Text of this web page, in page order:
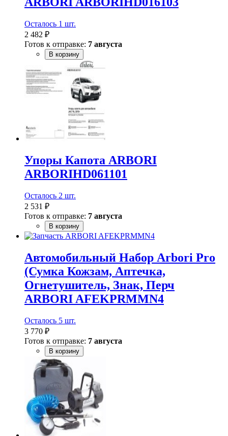
Осталось 1 шт.
2 482 ₽
Готов к отправке: 7 августа
В корзину
Упоры Капота ARBORI
ARBORIHD061101
Осталось 2 шт.
2 531 ₽
Готов к отправке: 7 августа
В корзину
Автомобильный Набор Arbori Pro
(Сумка Кожзам, Аптечка,
Огнетушитель, Знак, Перч
ARBORI AFEKPRMMN4
Осталось 5 шт.
3 770 ₽
Готов к отправке: 7 августа
В корзину